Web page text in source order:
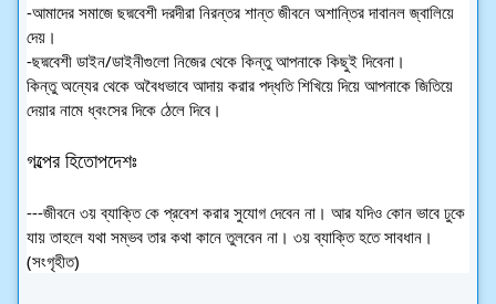
-আমাদের সমাজে ছদ্মবেশী দরদীরা নিরন্তর শান্ত জীবনে অশান্তির দাবানল জ্বালিয়ে
দেয়।
-ছদ্মবেশী ডাইন/ডাইনীগুলো নিজের থেকে কিন্তু আপনাকে কিছুই দিবেনা।
কিন্তু অন্যের থেকে অবৈধভাবে আদায় করার পদ্ধতি শিখিয়ে দিয়ে আপনাকে জিতিয়ে
দেয়ার নামে ধ্বংসের দিকে ঠেলে দিবে।
গল্পের হিতোপদেশঃ
---জীবনে ৩য় ব্যাক্তি কে প্রবেশ করার সুযোগ দেবেন না। আর যদিও কোন ভাবে ঢুকে
যায় তাহলে যথা সম্ভব তার কথা কানে তুলবেন না। ৩য় ব্যাক্তি হতে সাবধান।
(সংগৃহীত)